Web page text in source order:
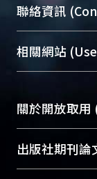
臺大位居世界
展現本校豐碩
機構典藏（
台，成為臺
究能量、促
成果。
To
profiles and
services of
聯絡資訊
總館學科館員
醫學圖書館學
Sciences
相關網站
關於開放取用
開放取用是
動，應用在學
出版社期刊